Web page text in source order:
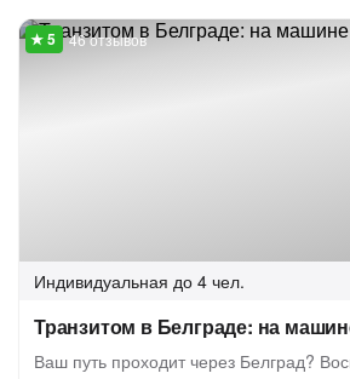
46 отзывов
Индивидуальная до 4 чел.
Транзитом в Белграде: на
Ваш путь проходит через Белград?